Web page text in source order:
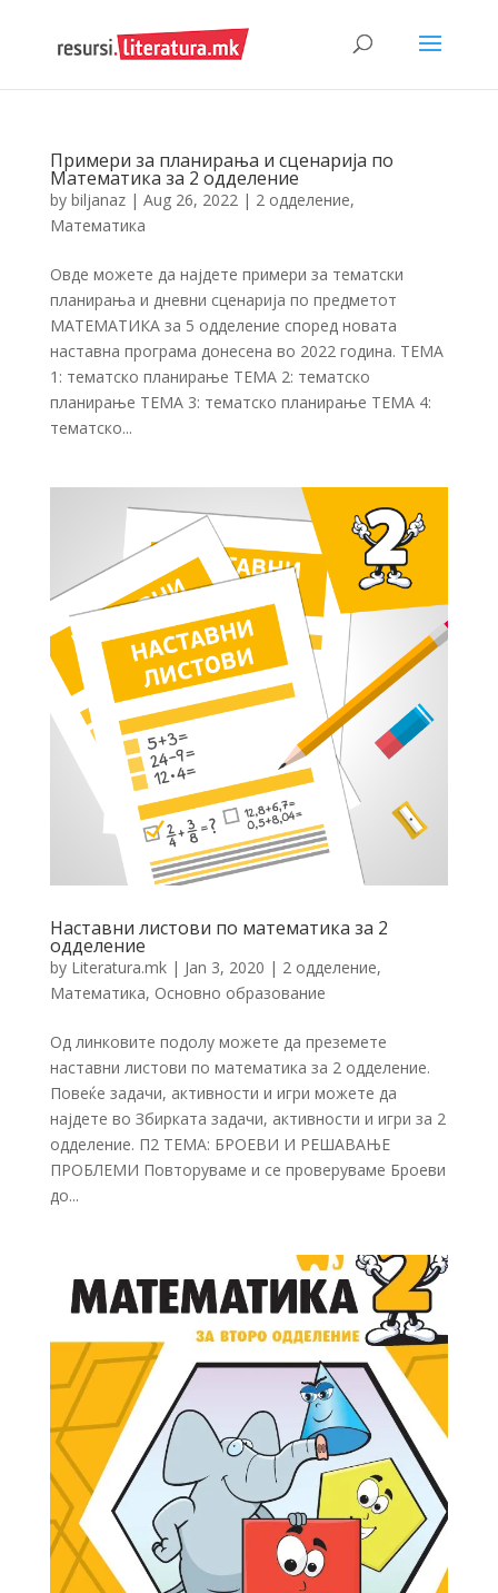
Примери за планирања и сценарија по
Математика за 2 одделение
by biljanaz| Aug 26, 2022| 2 одделение,
Математика
Овде можете да најдете примери за тематски
планирања и дневни сценарија по предметот
МАТЕМАТИКА за 5 одделение според новата
наставна програма донесена во 2022 година. ТЕМА
1: тематско планирање ТЕМА 2: тематско
планирање ТЕМА 3: тематско планирање ТЕМА 4:
тематско...
Наставни листови по математика за 2
одделение
by Literatura.mk| Jan 3, 2020 | 2 одделение,
Математика, Основно образование
Од линковите подолу можете да преземете
наставни листови по математика за 2 одделение.
Повеќе задачи, активности и игри можете да
најдете во Збирката задачи, активности и игри за 2
одделение. П2 ТЕМА: БРОЕВИ И РЕШАВАЊЕ
ПРОБЛЕМИ Повторуваме и се проверуваме Броеви
до...